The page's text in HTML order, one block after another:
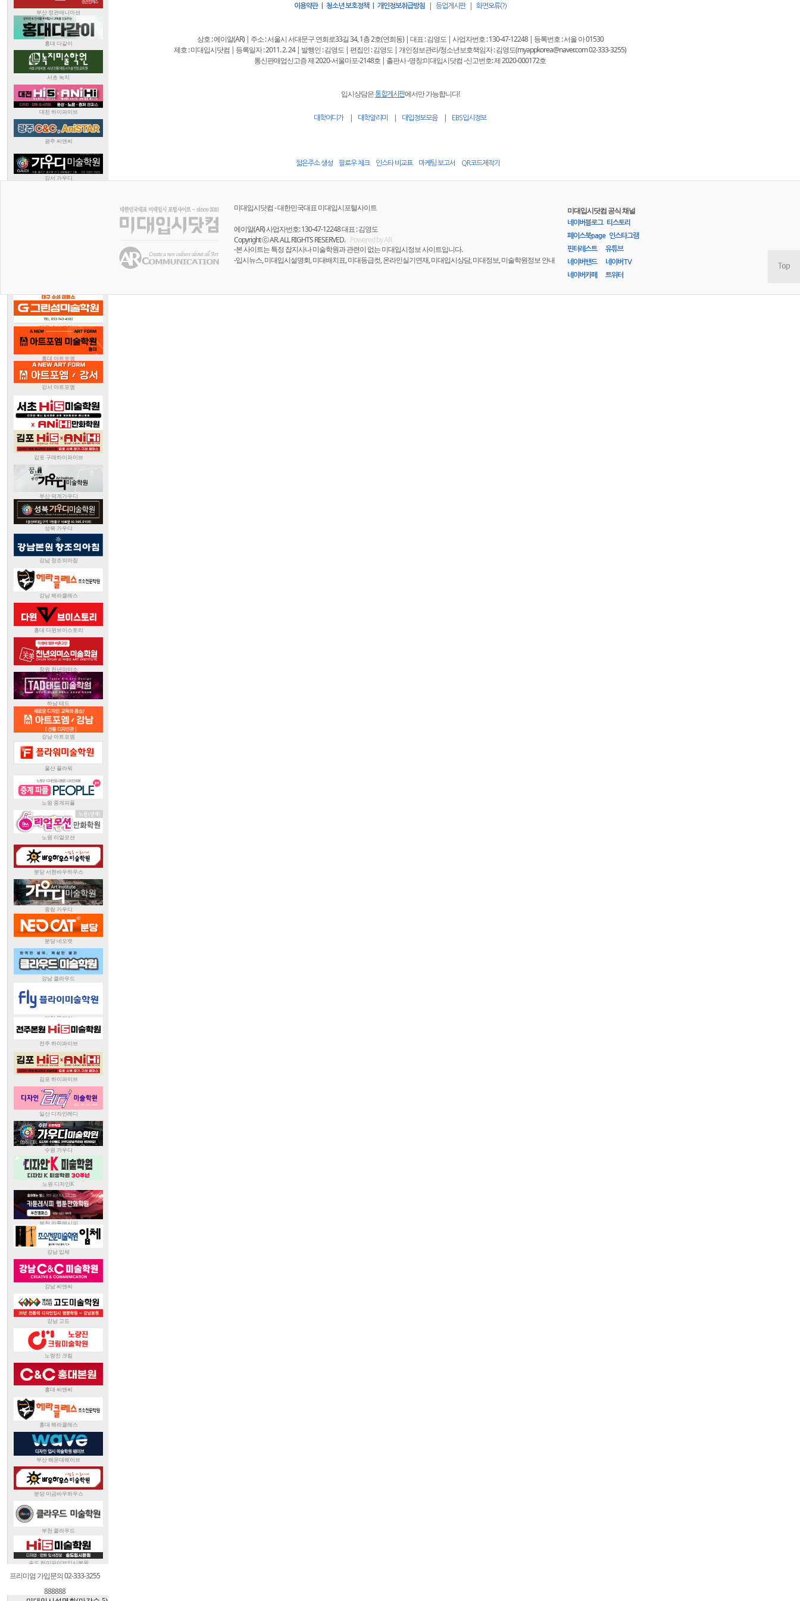
프리미엄 가입문의 02-333-3255
888888
이용약관 | 청소년 보호정책 | 개인정보취급방침| 등업게시판| 화면오류(?)
상호 : 에이알(AR) | 주소 : 서울시 서대문구 연희로33길 34, 1층 2호(연희동) | 대표 : 김영도 | 사업자번호 : 130-47-12248 | 등록번호 : 서울 아 01530
제호 : 미대입시닷컴 | 등록일자 : 2011. 2. 24 | 발행인 : 김영도 | 편집인 : 김영도 | 개인정보관리/청소년보호책임자 : 김영도(myappkorea@naver.com 02-333-3255)
통신판매업신고증 제 2020-서울마포-2148호 | 출판사 -명칭:미대입시닷컴 -신고번호: 제 2020-000172호
입시상담은통합게시판에서만 가능합니다!
대학어디가| 대학알리미 | 대입정보모음| EBS입시정보
짧은주소 생성 팔로우 체크 인스타 비교표 마케팅 보고서 QR코드제작기
미대입시닷컴 - 대한민국대표 미대입시포털사이트
에이알(AR) 사업자번호: 130-47-12248 대표 : 김영도
Copyright ⓒ AR. ALL RIGHTS RESERVED. Powered by AR
-본 사이트는 특정 잡지사나 미술학원과 관련이 없는 미대입시정보 사이트입니다.
-입시뉴스, 미대입시설명회, 미대배치표, 미대등급컷, 온라인실기연재, 미대입시상담, 미대정보, 미술학원정보 안내
미대입시닷컴 공식 채널
네이버블로그 티스토리
페이스북page 인스타그램
핀터레스트
유튜브
네이버밴드
네이버TV
네이버카페
트위터